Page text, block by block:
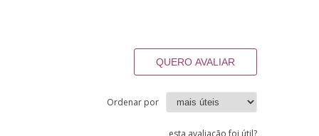
QUERO AVALIAR
Ordenar por